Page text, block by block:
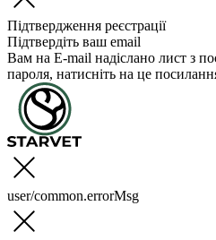
Підтвердження реєстрації
Підтвердіть ваш email
Вам на E-mail надіслано лист з
пароля, натисніть на це
user/common.errorMsg